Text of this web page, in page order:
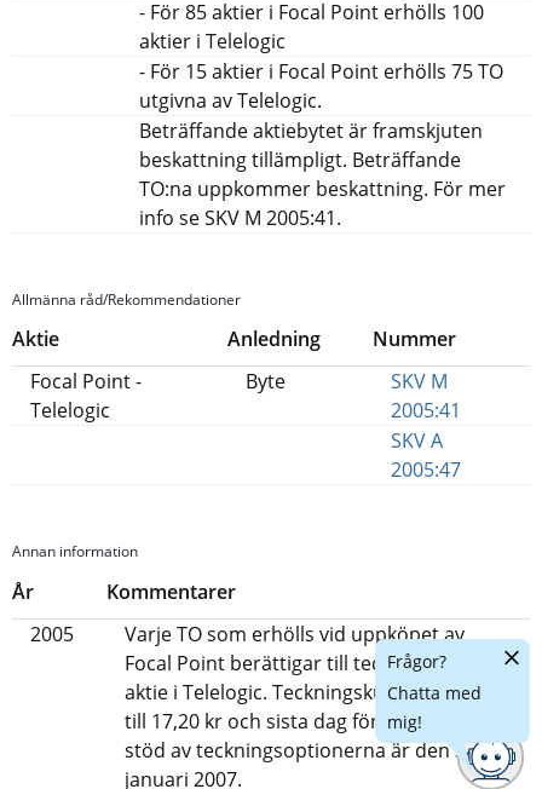
- För 85 aktier i Focal Point erhölls 100
aktier i Telelogic
- För 15 aktier i Focal Point erhölls 75 TO
utgivna av Telelogic.
Beträffande aktiebytet är framskjuten
beskattning tillämpligt. Beträffande
TO:na uppkommer beskattning. För mer
info se SKV M 2005:41.
Allmänna råd/Rekommendationer
Aktie Anledning
Nummer
Focal Point -
Telelogic
Byte
SKV M
2005:41
SKV A
2005:47
Annan information
År
Kommentarer
2005
Varje TO som erhölls vid uppköpet av
Focal Point berättigar till teckning av en
aktie i Telelogic. Teckningskursen uppgår
till 17,20 kr och sista dag för teckning med
stöd av teckningsoptionerna är den 31
januari 2007.
Frågor?
Chatta med
mig!
Dölj